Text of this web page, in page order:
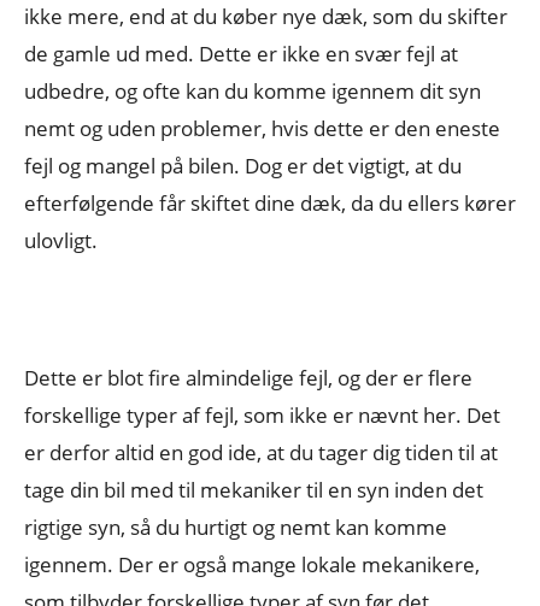
ikke mere, end at du køber nye dæk, som du skifter
de gamle ud med. Dette er ikke en svær fejl at
udbedre, og ofte kan du komme igennem dit syn
nemt og uden problemer, hvis dette er den eneste
fejl og mangel på bilen. Dog er det vigtigt, at du
efterfølgende får skiftet dine dæk, da du ellers kører
ulovligt.
Dette er blot fire almindelige fejl, og der er flere
forskellige typer af fejl, som ikke er nævnt her. Det
er derfor altid en god ide, at du tager dig tiden til at
tage din bil med til mekaniker til en syn inden det
rigtige syn, så du hurtigt og nemt kan komme
igennem. Der er også mange lokale mekanikere,